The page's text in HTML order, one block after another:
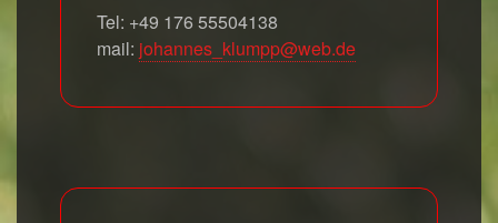
Tel: +49 176 55504138
mail: johannes_klumpp@web.de